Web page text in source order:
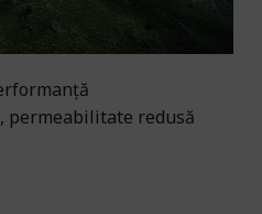
permeabilitate redusă